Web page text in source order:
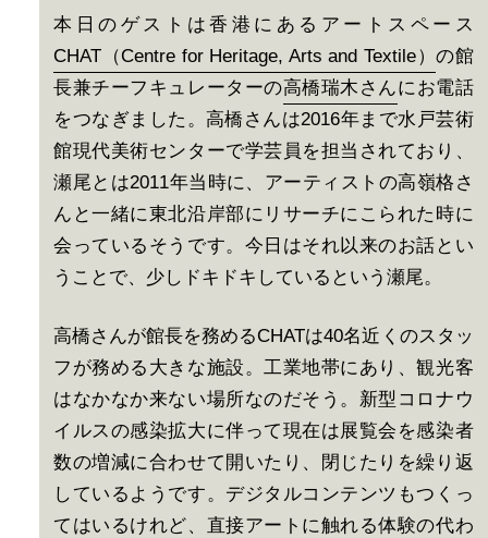
本日のゲストは香港にあるアートスペース
CHAT（Centre for Heritage, Arts and Textile）の館
長兼チーフキュレーターの高橋瑞木さんにお電話
をつなぎました。高橋さんは2016年まで水戸芸術
館現代美術センターで学芸員を担当されており、
瀬尾とは2011年当時に、アーティストの高嶺格さ
んと一緒に東北沿岸部にリサーチにこられた時に
会っているそうです。今日はそれ以来のお話とい
うことで、少しドキドキしているという瀬尾。
高橋さんが館長を務めるCHATは40名近くのスタッ
フが務める大きな施設。工業地帯にあり、観光客
はなかなか来ない場所なのだそう。新型コロナウ
イルスの感染拡大に伴って現在は展覧会を感染者
数の増減に合わせて開いたり、閉じたりを繰り返
しているようです。デジタルコンテンツもつくっ
てはいるけれど、直接アートに触れる体験の代わ